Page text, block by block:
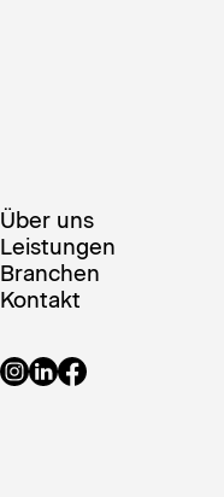
Über uns
Leistungen
Branchen
Kontakt